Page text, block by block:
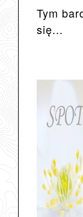
Tym
się...